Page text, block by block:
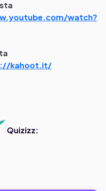
watch?
kahoot.it/
Quizizz: